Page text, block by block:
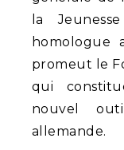
la
homologue
promeut le
qui
nouvel
allemande.